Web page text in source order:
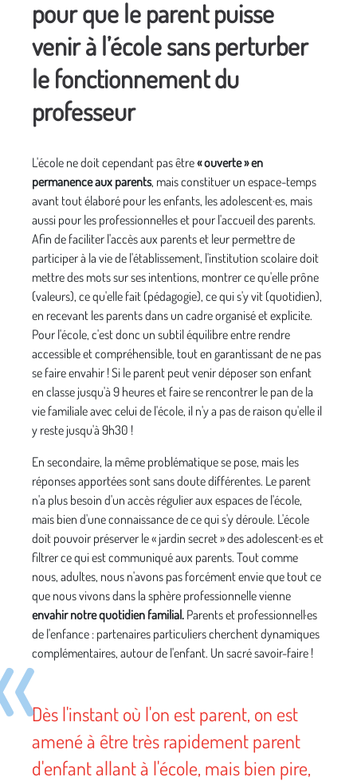
pour que le parent puisse
venir à l’école sans perturber
le fonctionnement du
professeur
L'école ne doit cependant pas être« ouverte » en
permanence aux parents, mais constituer un espace-temps
avant tout élaboré pour les enfants, les adolescent·es, mais
aussi pour les professionnel·les et pour l'accueil des parents.
Afin de faciliter l'accès aux parents et leur permettre de
participer à la vie de l'établissement, l'institution scolaire doit
mettre des mots sur ses intentions, montrer ce qu'elle prône
(valeurs), ce qu'elle fait (pédagogie), ce qui s'y vit (quotidien),
en recevant les parents dans un cadre organisé et explicite.
Pour l'école, c'est donc un subtil équilibre entre rendre
accessible et compréhensible, tout en garantissant de ne pas
se faire envahir ! Si le parent peut venir déposer son enfant
en classe jusqu'à 9 heures et faire se rencontrer le pan de la
vie familiale avec celui de l'école, il n'y a pas de raison qu'elle il
y reste jusqu'à 9h30 !
En secondaire, la même problématique se pose, mais les
réponses apportées sont sans doute différentes. Le parent
n'a plus besoin d'un accès régulier aux espaces de l'école,
mais bien d'une connaissance de ce qui s'y déroule. L'école
doit pouvoir préserver le « jardin secret » des adolescent·es et
filtrer ce qui est communiqué aux parents. Tout comme
nous, adultes, nous n'avons pas forcément envie que tout ce
que nous vivons dans la sphère professionnelle vienne
envahir notre quotidien familial. Parents et professionnell·es
de l'enfance : partenaires particuliers cherchent dynamiques
complémentaires, autour de l'enfant. Un sacré savoir-faire !
Dès l'instant où l'on est parent, on est
amené à être très rapidement parent
d'enfant allant à l'école, mais bien pire,